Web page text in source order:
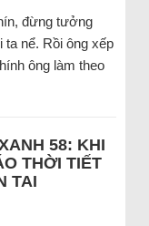
đừng tưởng
ta nể. Rồi ông xếp
ông làm theo
58: KHI
THỜI TIẾT
TAI